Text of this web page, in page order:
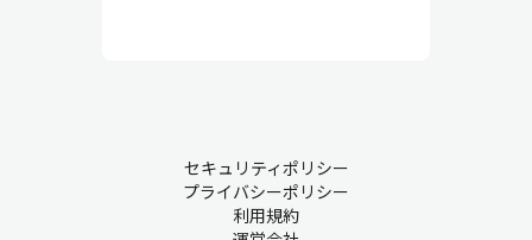
セキュリティポリシー
プライバシーポリシー
利用規約